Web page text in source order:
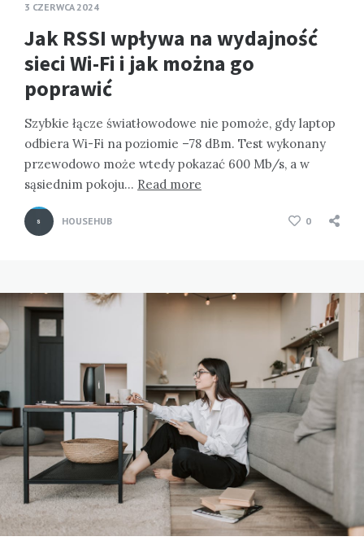
3 CZERWCA 2024
Jak RSSI wpływa na wydajność
sieci Wi-Fi i jak można go
poprawić
Szybkie łącze światłowodowe nie pomoże, gdy laptop
odbiera Wi-Fi na poziomie –78 dBm. Test wykonany
przewodowo może wtedy pokazać 600 Mb/s, a w
sąsiednim pokoju… Read more
HOUSEHUB 0